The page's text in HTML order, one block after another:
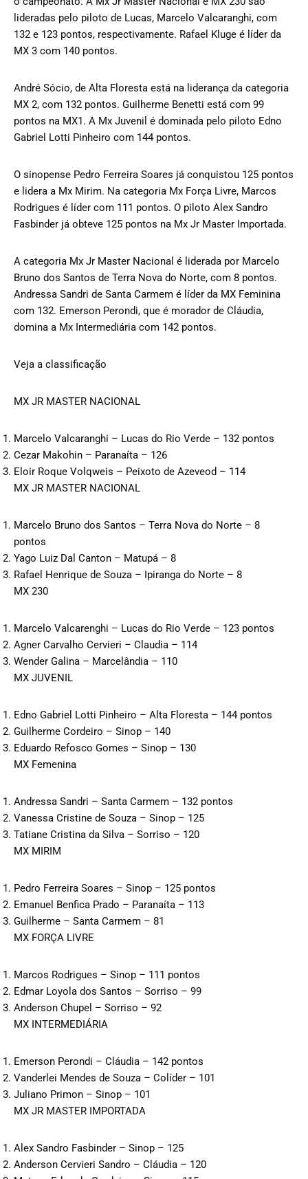
lideradas pelo piloto de Lucas, Marcelo Valcaranghi, com
132 e 123 pontos, respectivamente. Rafael Kluge é líder da
MX 3 com 140 pontos.
André Sócio, de Alta Floresta está na liderança da categoria
MX 2, com 132 pontos. Guilherme Benetti está com 99
pontos na MX1. A Mx Juvenil é dominada pelo piloto Edno
Gabriel Lotti Pinheiro com 144 pontos.
O sinopense Pedro Ferreira Soares já conquistou 125 pontos
e lidera a Mx Mirim. Na categoria Mx Força Livre, Marcos
Rodrigues é líder com 111 pontos. O piloto Alex Sandro
Fasbinder já obteve 125 pontos na Mx Jr Master Importada.
A categoria Mx Jr Master Nacional é liderada por Marcelo
Bruno dos Santos de Terra Nova do Norte, com 8 pontos.
Andressa Sandri de Santa Carmem é líder da MX Feminina
com 132. Emerson Perondi, que é morador de Cláudia,
domina a Mx Intermediária com 142 pontos.
Veja a classificação
MX JR MASTER NACIONAL
Marcelo Valcaranghi – Lucas do Rio Verde – 132 pontos
Cezar Makohin – Paranaíta – 126
Eloir Roque Volqweis – Peixoto de Azeveod – 114
MX JR MASTER NACIONAL
Marcelo Bruno dos Santos – Terra Nova do Norte – 8
pontos
Yago Luiz Dal Canton – Matupá – 8
Rafael Henrique de Souza – Ipiranga do Norte – 8
MX 230
Marcelo Valcarenghi – Lucas do Rio Verde – 123 pontos
Agner Carvalho Cervieri – Claudia – 114
Wender Galina – Marcelândia – 110
MX JUVENIL
Edno Gabriel Lotti Pinheiro – Alta Floresta – 144 pontos
Guilherme Cordeiro – Sinop – 140
Eduardo Refosco Gomes – Sinop – 130
MX Femenina
Andressa Sandri – Santa Carmem – 132 pontos
Vanessa Cristine de Souza – Sinop – 125
Tatiane Cristina da Silva – Sorriso – 120
MX MIRIM
Pedro Ferreira Soares – Sinop – 125 pontos
Emanuel Benfica Prado – Paranaíta – 113
Guilherme – Santa Carmem – 81
MX FORÇA LIVRE
Marcos Rodrigues – Sinop – 111 pontos
Edmar Loyola dos Santos – Sorriso – 99
Anderson Chupel – Sorriso – 92
MX INTERMEDIÁRIA
Emerson Perondi – Cláudia – 142 pontos
Vanderlei Mendes de Souza – Colíder – 101
Juliano Primon – Sinop – 101
MX JR MASTER IMPORTADA
Alex Sandro Fasbinder – Sinop – 125
Anderson Cervieri Sandro – Cláudia – 120